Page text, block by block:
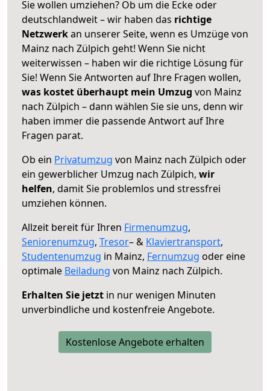
Sie wollen umziehen? Ob um die Ecke oder
deutschlandweit – wir haben das richtige
Netzwerkan unserer Seite, wenn es Umzüge von
Mainz nach Zülpich geht! Wenn Sie nicht
weiterwissen – haben wir die richtige Lösung für
Sie! Wenn Sie Antworten auf Ihre Fragen wollen,
was kostet überhaupt mein Umzug von Mainz
nach Zülpich – dann wählen Sie sie uns, denn wir
haben immer die passende Antwort auf Ihre
Fragen parat.
Ob ein Privatumzug von Mainz nach Zülpich oder
ein gewerblicher Umzug nach Zülpich, wir
helfen, damit Sie problemlos und stressfrei
umziehen können.
Allzeit bereit für Ihren Firmenumzug,
Seniorenumzug, Tresor– & Klaviertransport,
Studentenumzug in Mainz, Fernumzug oder eine
optimale Beiladung von Mainz nach Zülpich.
Erhalten Sie jetzt in nur wenigen Minuten
unverbindliche und kostenfreie Angebote.
Kostenlose Angebote erhalten